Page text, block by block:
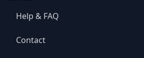
Help & FAQ
Contact